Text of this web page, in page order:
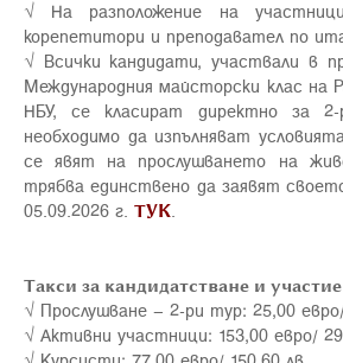
√ На разположение на
корепетитори и преподавател по
√ Всички кандидати, участвали в
Международния майсторски клас на
НБУ, се класират директно за
необходимо да изпълняват
се явят на прослушването на
трябва единствено да заявят
05.09.2026 г. ТУК.
Такси за кандидатстване и участие
√ Прослушване – 2-ри тур: 25,00
√ Активни участници: 153,00 евро/